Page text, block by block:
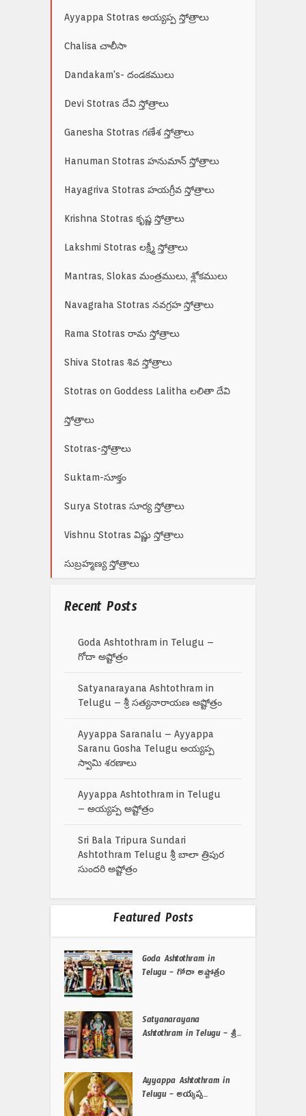
Ayyappa Stotras అయ్యప్ప స్తోత్రాలు
Chalisa చాలీసా
Dandakam's- దండకములు
Devi Stotras దేవి స్తోత్రాలు
Ganesha Stotras గణేశ స్తోత్రాలు
Hanuman Stotras హనుమాన్ స్తోత్రాలు
Hayagriva Stotras హయగ్రీవ స్తోత్రాలు
Krishna Stotras కృష్ణ స్తోత్రాలు
Lakshmi Stotras లక్ష్మీ స్తోత్రాలు
Mantras, Slokas మంత్రములు, శ్లోకములు
Navagraha Stotras నవగ్రహ స్తోత్రాలు
Rama Stotras రామ స్తోత్రాలు
Shiva Stotras శివ స్తోత్రాలు
Stotras on Goddess Lalitha లలితా దేవి
స్తోత్రాలు
Stotras-స్తోత్రాలు
Suktam-సూక్తం
Surya Stotras సూర్య స్తోత్రాలు
Vishnu Stotras విష్ణు స్తోత్రాలు
సుబ్రహ్మణ్య స్తోత్రాలు
Recent Posts
Goda Ashtothram in Telugu –
గోదా అష్టోత్రం
Satyanarayana Ashtothram in
Telugu – శ్రీ సత్యనారాయణ అష్టోత్రం
Ayyappa Saranalu – Ayyappa
Saranu Gosha Telugu అయ్యప్ప
స్వామి శరణాలు
Ayyappa Ashtothram in Telugu
– అయ్యప్ప అష్టోత్రం
Sri Bala Tripura Sundari
Ashtothram Telugu శ్రీ బాలా త్రిపుర
సుందరి అష్టోత్రం
Featured Posts
Goda Ashtothram in
Telugu – గోదా అష్టోత్రం
Satyanarayana
Ashtothram in Telugu – శ్రీ...
Ayyappa Ashtothram in
Telugu – అయ్యప్ప...